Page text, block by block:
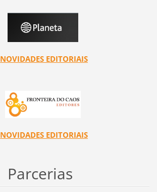
NOVIDADES EDITORIAIS
NOVIDADES EDITORIAIS
Parcerias